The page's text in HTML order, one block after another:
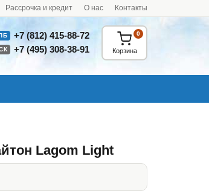
Рассрочка и кредит О нас Контакты
+7 (812) 415-88-72
+7 (495) 308-38-91 Корзина
0
Lagom Light